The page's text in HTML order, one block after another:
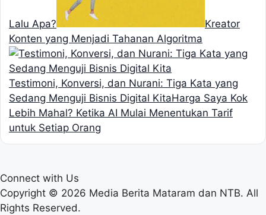
Lalu Apa?
Kreator
Konten yang Menjadi Tahanan Algoritma
Testimoni, Konversi, dan Nurani: Tiga Kata yang
Sedang Menguji Bisnis Digital KitaHarga Saya Kok
Lebih Mahal? Ketika AI Mulai Menentukan Tarif
untuk Setiap Orang
Connect with Us
Copyright © 2026 Media Berita Mataram dan NTB. All
Rights Reserved.